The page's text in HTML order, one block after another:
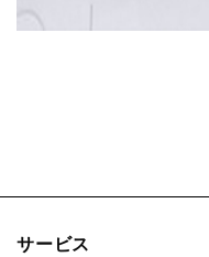
サービス